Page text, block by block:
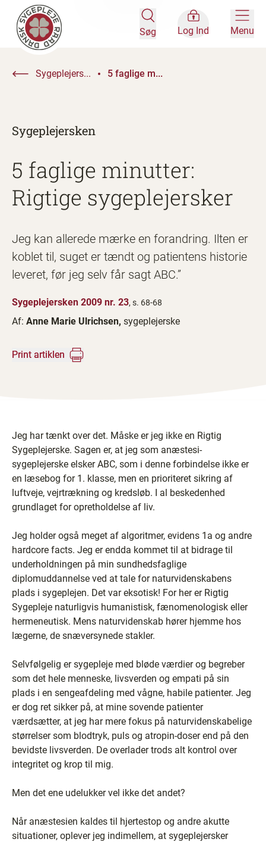
Søg Log Ind Menu
Sygeplejers... 5 faglige m...
Sygeplejersken
5 faglige minutter:
Rigtige sygeplejersker
Jeg kan allerede mærke en forandring. Ilten er
koblet til, suget er tændt og patientens historie
leveret, før jeg selv får sagt ABC.”
Sygeplejersken 2009 nr. 23, s. 68-68
Af: Anne Marie Ulrichsen, sygeplejerske
Print artiklen
Jeg har tænkt over det. Måske er jeg ikke en Rigtig
Sygeplejerske. Sagen er, at jeg som anæstesi­
sygeplejerske elsker ABC, som i denne forbindelse ikke er
en læsebog for 1. klasse, men en prioriteret sikring af
luftveje, vejrtrækning og kredsløb. I al beskedenhed
grundlaget for opretholdelse af liv.
Jeg holder også meget af algoritmer, evidens 1a og andre
hardcore facts. Jeg er endda kommet til at bidrage til
underholdningen på min sundhedsfaglige
diplomuddannelse ved at tale for natur­videnskabens
plads i sygeplejen. Det var eksotisk! For her er Rigtig
Sygepleje naturligvis humanistisk, fænomenologisk eller
hermeneutisk. Mens naturvidenskab hører hjemme hos
lægerne, de snæversynede stakler.
Selvfølgelig er sygepleje med bløde værdier og begreber
som det hele menneske, livsverden og empati på sin
plads i en sengeafdeling med vågne, habile patienter. Jeg
er dog ret sikker på, at mine sovende patienter
værdsætter, at jeg har mere fokus på naturvidenskabelige
størrelser som blodtryk, puls og atropin-doser end på den
bevidste livsverden. De overlader trods alt kontrol over
integritet og krop til mig.
Men det ene udelukker vel ikke det andet?
Når anæstesien kaldes til hjertestop og andre akutte
situationer, oplever jeg indimellem, at sygeplejersker